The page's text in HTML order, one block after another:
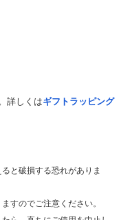
詳しくはギフトラッピング
と破損する恐れがありま
すのでご注意ください。